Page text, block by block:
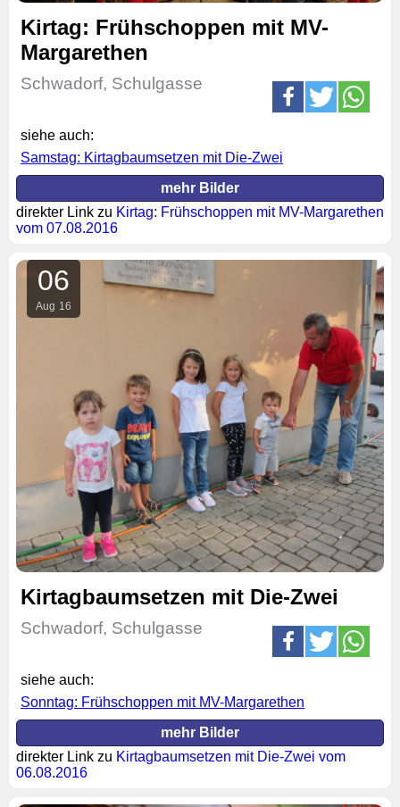
Kirtag: Frühschoppen mit MV-
Margarethen
Schwadorf, Schulgasse
siehe auch:
Samstag: Kirtagbaumsetzen mit Die-Zwei
mehr Bilder
direkter Link zu Kirtag: Frühschoppen mit MV-Margarethen
vom 07.08.2016
06
Aug 16
Kirtagbaumsetzen mit Die-Zwei
Schwadorf, Schulgasse
siehe auch:
Sonntag: Frühschoppen mit MV-Margarethen
mehr Bilder
direkter Link zu Kirtagbaumsetzen mit Die-Zwei vom
06.08.2016